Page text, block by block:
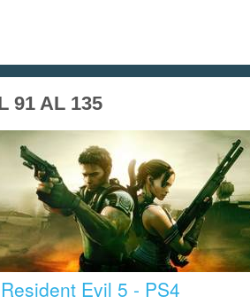
91 AL 135
Resident Evil 5 - PS4